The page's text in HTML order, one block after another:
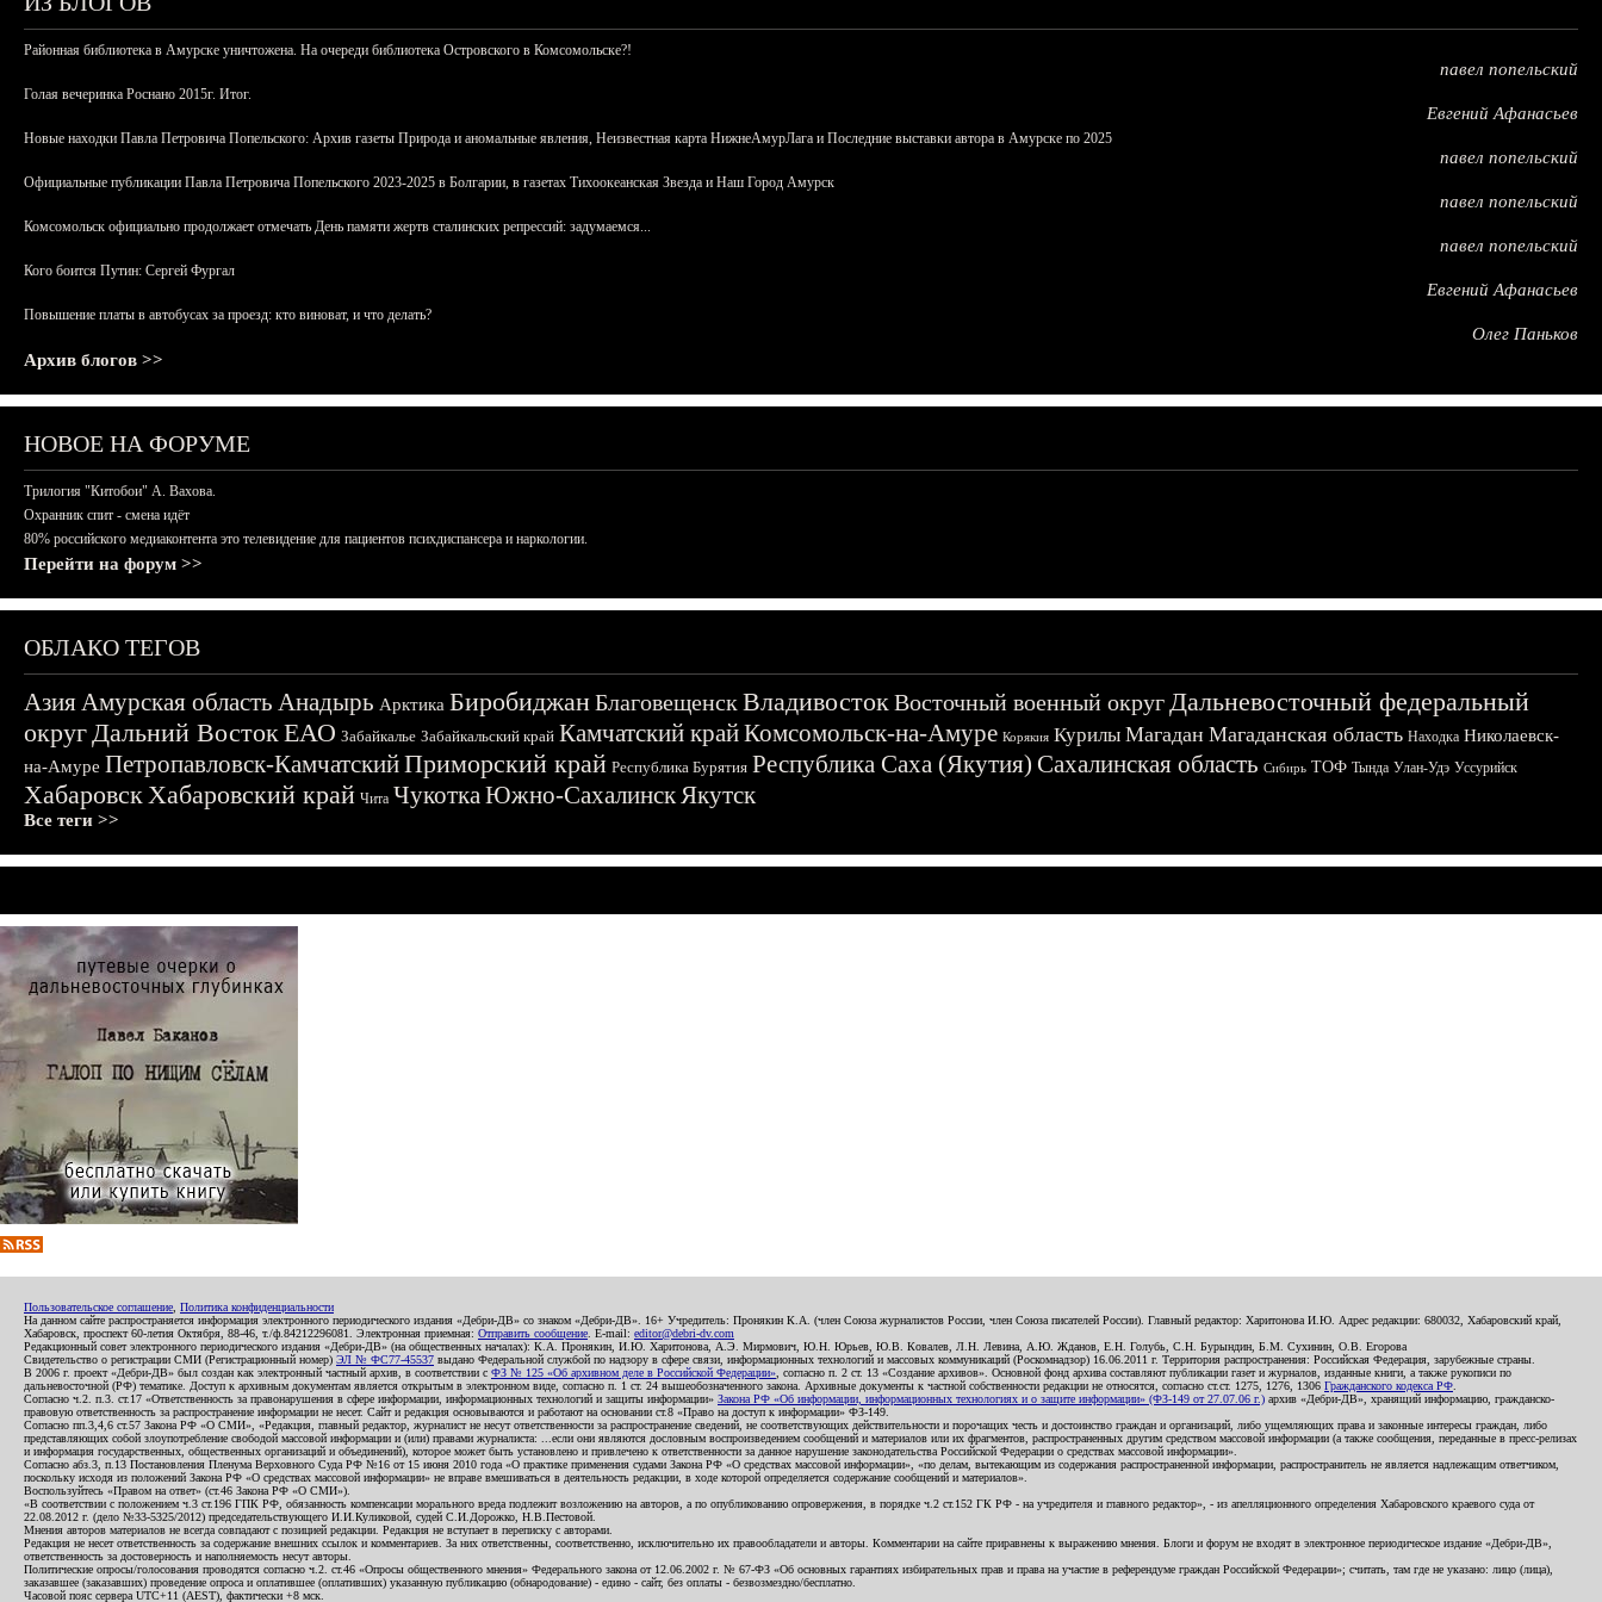
Районная библиотека в Амурске уничтожена. На очереди библиотека Островского в Комсомольске?!
павел попельский
Голая вечеринка Роснано 2015г. Итог.
Евгений Афанасьев
Новые находки Павла Петровича Попельского: Архив газеты Природа и аномальные явления, Неизвестная карта НижнеАмурЛага и Последние выставки автора в Амурске по 2025
павел попельский
Официальные публикации Павла Петровича Попельского 2023-2025 в Болгарии, в газетах Тихоокеанская Звезда и Наш Город Амурск
павел попельский
Комсомольск официально продолжает отмечать День памяти жертв сталинских репрессий: задумаемся...
павел попельский
Кого боится Путин: Сергей Фургал
Евгений Афанасьев
Повышение платы в автобусах за проезд: кто виноват, и что делать?
Олег Паньков
Архив блогов >>
НОВОЕ НА ФОРУМЕ
Трилогия "Китобои" А. Вахова.
Охранник спит - смена идёт
80% российского медиаконтента это телевидение для пациентов психдиспансера и наркологии.
Перейти на форум >>
ОБЛАКО ТЕГОВ
АзияАмурская область Анадырь Арктика БиробиджанБлаговещенскВладивостокВосточный военный округДальневосточный федеральный
округДальний ВостокЕАО Забайкалье Забайкальский край Камчатский крайКомсомольск-на-Амуре Корякия Курилы Магадан Магаданская область Находка Николаевск-
на-Амуре Петропавловск-КамчатскийПриморский край Республика Бурятия Республика Саха (Якутия) Сахалинская область Сибирь ТОФ Тында Улан-Удэ Уссурийск
ХабаровскХабаровский край Чита ЧукоткаЮжно-СахалинскЯкутск
Все теги >>
Пользовательское соглашение Политика конфиденциальности
На данном сайте распространяется информация электронного периодического издания «Дебри-ДВ» со знаком «Дебри-ДВ». 16+ Учредитель: Пронякин К.А. (член Союза журналистов России, член Союза писателей России). Главный редактор: Харитонова И.Ю. Адрес редакции: 680032, Хабаровский край,
Хабаровск, проспект 60-летия Октября, 88-46, т./ф.84212296081. Электронная приемная: Отправить сообщение . E-mail: editor@debri-dv.com
Редакционный совет электронного периодического издания «Дебри-ДВ» (на общественных началах): К.А. Пронякин, И.Ю. Харитонова, А.Э. Мирмович, Ю.Н. Юрьев, Ю.В. Ковалев, Л.Н. Левина, А.Ю. Жданов, Е.Н. Голубь, С.Н. Бурындин, Б.М. Сухинин, О.В. Егорова
Свидетельство о регистрации СМИ (Регистрационный номер) ЭЛ № ФС77-45537 выдано Федеральной службой по надзору в сфере связи, информационных технологий и массовых коммуникаций (Роскомнадзор) 16.06.2011 г. Территория распространения: Российская Федерация, зарубежные страны.
В 2006 г. проект «Дебри-ДВ» был создан как электронный частный архив, в соответствии с ФЗ № 125 «Об архивном деле в Российской Федерации» , согласно п. 2 ст. 13 «Создание архивов». Основной фонд архива составляют публикации газет и журналов, изданные книги, а также рукописи по
дальневосточной (РФ) тематике. Доступ к архивным документам является открытым в электронном виде, согласно п. 1 ст. 24 вышеобозначенного закона. Архивные документы к частной собственности редакции не относятся, согласно ст.ст. 1275, 1276, 1306 Гражданского кодекса РФ
Согласно ч.2. п.3. ст.17 «Ответственность за правонарушения в сфере информации, информационных технологий и защиты информации» Закона РФ «Об информации, информационных технологиях и о защите информации» (ФЗ-149 от 27.07.06 г.) архив «Дебри-ДВ», хранящий информацию, гражданско-
правовую ответственность за распространение информации не несет. Сайт и редакция основываются и работают на основании ст.8 «Право на доступ к информации» ФЗ-149.
Согласно пп.3,4,6 ст.57 Закона РФ «О СМИ», «Редакция, главный редактор, журналист не несут ответственности за распространение сведений, не соответствующих действительности и порочащих честь и достоинство граждан и организаций, либо ущемляющих права и законные интересы граждан, либо
представляющих собой злоупотребление свободой массовой информации и (или) правами журналиста: ...если они являются дословным воспроизведением сообщений и материалов или их фрагментов, распространенных другим средством массовой информации (а также сообщения, переданные в пресс-релизах
и информация государственных, общественных организаций и объединений), которое может быть установлено и привлечено к ответственности за данное нарушение законодательства Российской Федерации о средствах массовой информации».
Согласно абз.3, п.13 Постановления Пленума Верховного Суда РФ №16 от 15 июня 2010 года «О практике применения судами Закона РФ «О средствах массовой информации», «по делам, вытекающим из содержания распространенной информации, распространитель не является надлежащим ответчиком,
поскольку исходя из положений Закона РФ «О средствах массовой информации» не вправе вмешиваться в деятельность редакции, в ходе которой определяется содержание сообщений и материалов».
Воспользуйтесь «Правом на ответ» (ст.46 Закона РФ «О СМИ»).
«В соответствии с положением ч.3 ст.196 ГПК РФ, обязанность компенсации морального вреда подлежит возложению на авторов, а по опубликованию опровержения, в порядке ч.2 ст.152 ГК РФ - на учредителя и главного редактор», - из апелляционного определения Хабаровского краевого суда от
22.08.2012 г. (дело №33-5325/2012) председательствующего И.И.Куликовой, судей С.И.Дорожко, Н.В.Пестовой.
Мнения авторов материалов не всегда совпадают с позицией редакции. Редакция не вступает в переписку с авторами.
Редакция не несет ответственность за содержание внешних ссылок и комментариев. За них ответственны, соответственно, исключительно их правообладатели и авторы. Комментарии на сайте приравнены к выражению мнения. Блоги и форум не входят в электронное периодическое издание «Дебри-ДВ»,
ответственность за достоверность и наполняемость несут авторы.
Политические опросы/голосования проводятся согласно ч.2. ст.46 «Опросы общественного мнения» Федерального закона от 12.06.2002 г. № 67-ФЗ «Об основных гарантиях избирательных прав и права на участие в референдуме граждан Российской Федерации»; считать, там где не указано: лицо (лица),
заказавшее (заказавших) проведение опроса и оплатившее (оплативших) указанную публикацию (обнародование) - едино - сайт, без оплаты - безвозмездно/бесплатно.
Часовой пояс сервера UTC+11 (AEST), фактически +8 мск.